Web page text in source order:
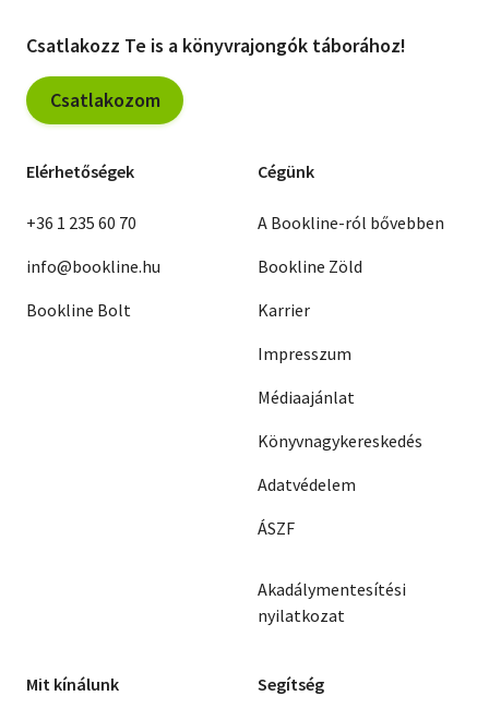
Csatlakozz Te is a könyvrajongók táborához!
Csatlakozom
Elérhetőségek
+36 1 235 60 70
info@bookline.hu
Bookline Bolt
Cégünk
A Bookline-ról bővebben
Bookline Zöld
Karrier
Impresszum
Médiaajánlat
Könyvnagykereskedés
Adatvédelem
ÁSZF
Akadálymentesítési
nyilatkozat
Mit kínálunk Segítség